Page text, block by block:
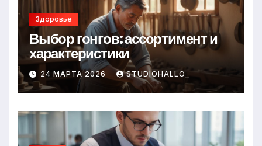
Здоровье
Выбор гонгов: ассортимент и
характеристики
24 МАРТА 2026 STUDIOHALLO_